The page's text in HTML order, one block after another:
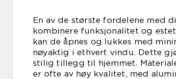
En av de største fordelene med
kombinere funksjonalitet og
kan de åpnes og lukkes med
nøyaktig i ethvert vindu. Dette
stilig tillegg til hjemmet.
er ofte av høy kvalitet, med